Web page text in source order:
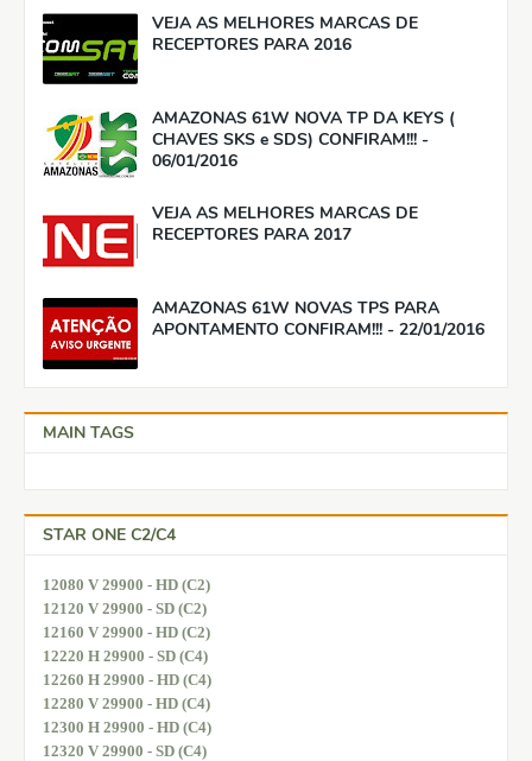
VEJA AS MELHORES MARCAS DE
RECEPTORES PARA 2016
AMAZONAS 61W NOVA TP DA KEYS (
CHAVES SKS e SDS) CONFIRAM!!! -
06/01/2016
VEJA AS MELHORES MARCAS DE
RECEPTORES PARA 2017
AMAZONAS 61W NOVAS TPS PARA
APONTAMENTO CONFIRAM!!! - 22/01/2016
MAIN TAGS
STAR ONE C2/C4
12080 V 29900 - HD (C2)
12120 V 29900 - SD (C2)
12160 V 29900 - HD (C2)
12220 H 29900 - SD (C4)
12260 H 29900 - HD (C4)
12280 V 29900 - HD (C4)
12300 H 29900 - HD (C4)
12320 V 29900 - SD (C4)